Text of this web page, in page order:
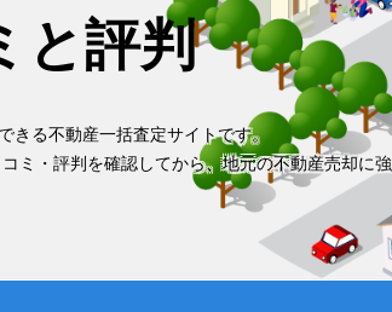
と評判
きる不動産一括査定サイトです。
ミ・評判を確認してから、地元の不動産売却に強